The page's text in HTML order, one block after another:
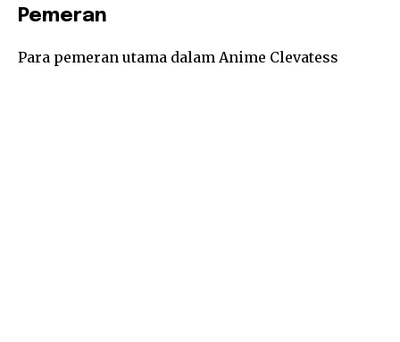
Pemeran
Para pemeran utama dalam Anime Clevatess